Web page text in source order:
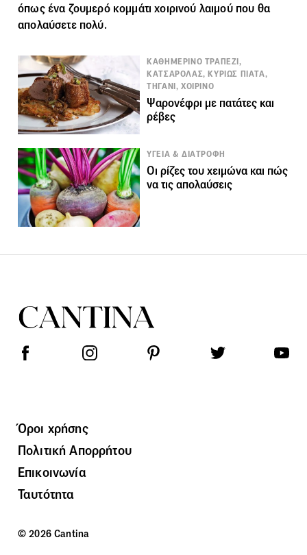
όπως ένα ζουμερό κομμάτι χοιρινού λαιμού που θα
απολαύσετε πολύ.
ΚΑΘΗΜΕΡΙΝΟ ΤΡΑΠΕΖΙ,
ΚΑΤΣΑΡΟΛΑΣ, ΚΥΡΙΩΣ ΠΙΑΤΑ,
ΤΗΓΑΝΙ, ΧΟΙΡΙΝΟ
Ψαρονέφρι με πατάτες και
ρέβες
ΥΓΕΙΑ & ΔΙΑΤΡΟΦΗ
Οι ρίζες του χειμώνα και πώς
να τις απολαύσεις
Όροι χρήσης
Πολιτική Απορρήτου
Επικοινωνία
Ταυτότητα
© 2026 Cantina